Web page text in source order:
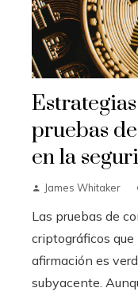
pruebas
en la
James Whitaker
Las pruebas de
criptográficos
afirmación es
subyacente.